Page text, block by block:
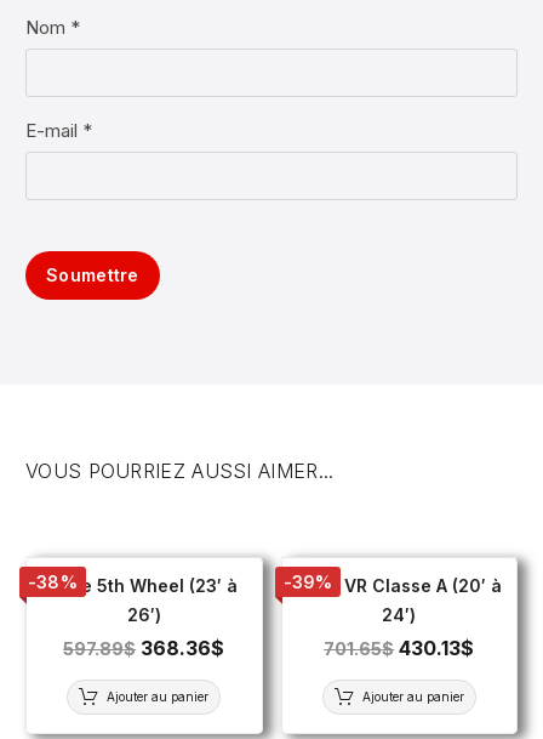
Nom *
E-mail *
Soumettre
VOUS POURRIEZ AUSSI AIMER...
-38%
Toile 5th Wheel (23′ à
26′)
597.89$ 368.36$
Ajouter au panier
-39%
Toile VR Classe A (20′ à
24′)
701.65$ 430.13$
Ajouter au panier